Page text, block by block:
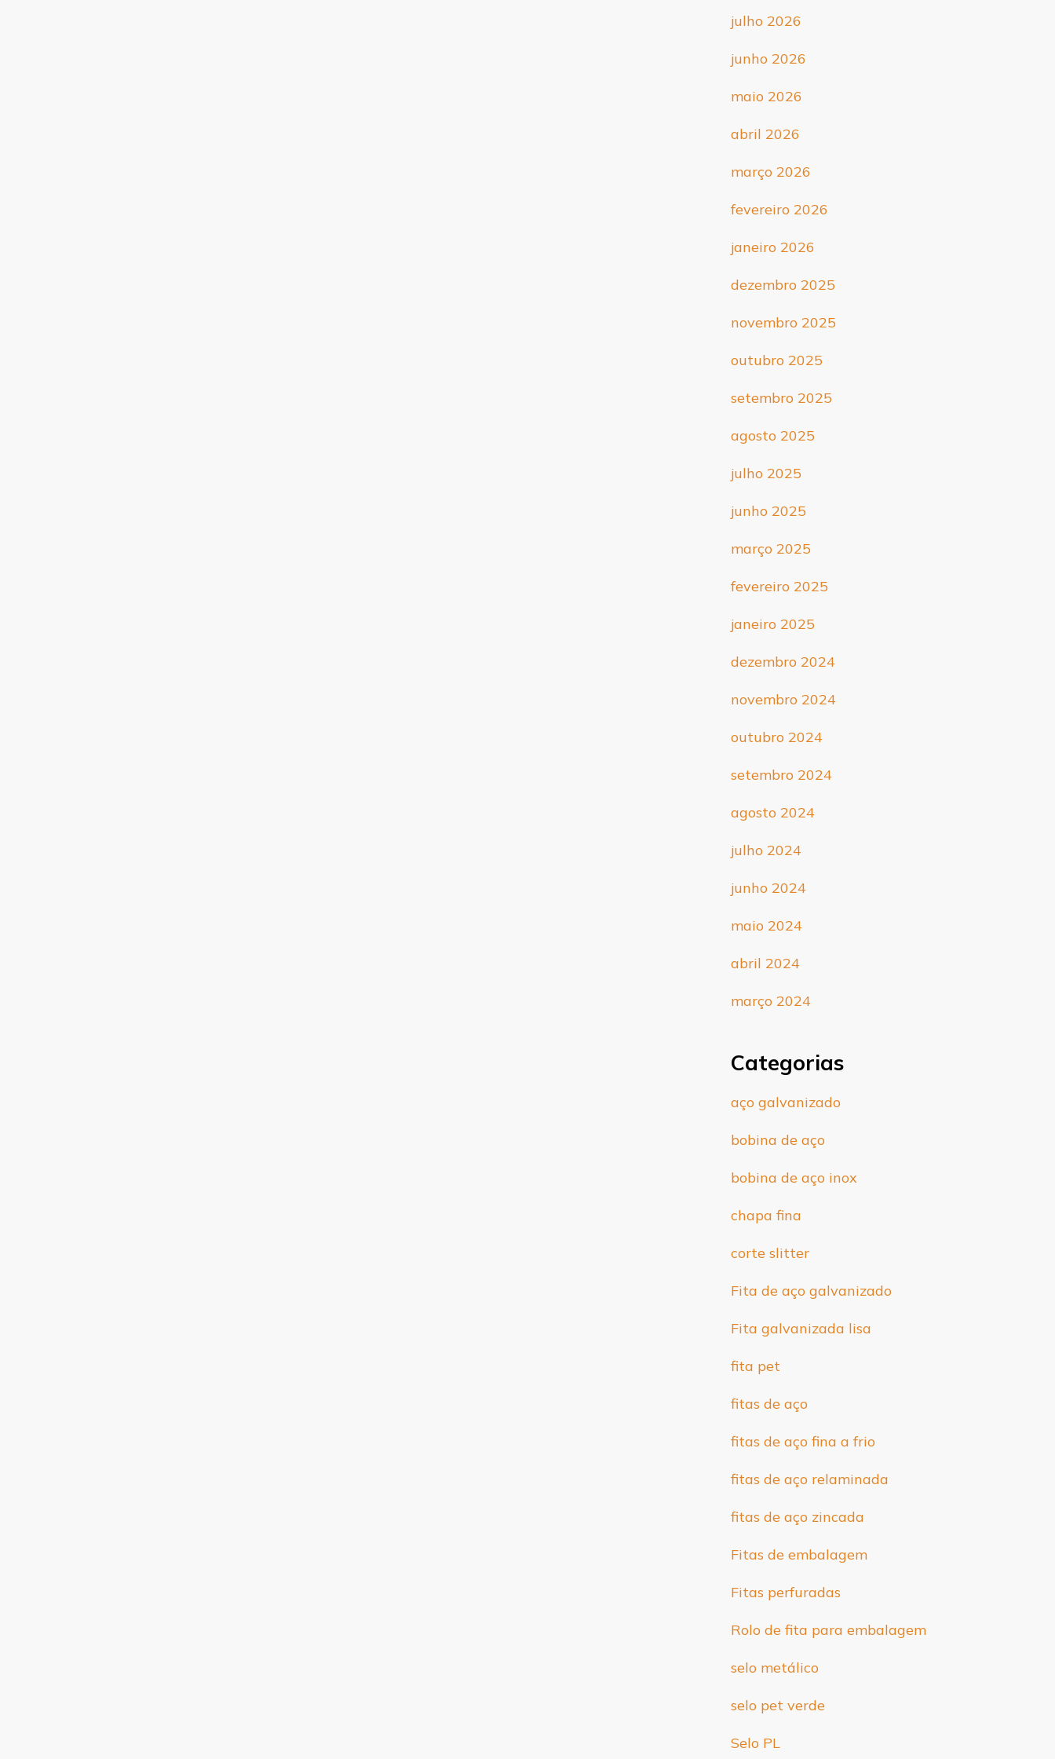
julho 2026
junho 2026
maio 2026
abril 2026
março 2026
fevereiro 2026
janeiro 2026
dezembro 2025
novembro 2025
outubro 2025
setembro 2025
agosto 2025
julho 2025
junho 2025
março 2025
fevereiro 2025
janeiro 2025
dezembro 2024
novembro 2024
outubro 2024
setembro 2024
agosto 2024
julho 2024
junho 2024
maio 2024
abril 2024
março 2024
Categorias
aço galvanizado
bobina de aço
bobina de aço inox
chapa fina
corte slitter
Fita de aço galvanizado
Fita galvanizada lisa
fita pet
fitas de aço
fitas de aço fina a frio
fitas de aço relaminada
fitas de aço zincada
Fitas de embalagem
Fitas perfuradas
Rolo de fita para embalagem
selo metálico
selo pet verde
Selo PL